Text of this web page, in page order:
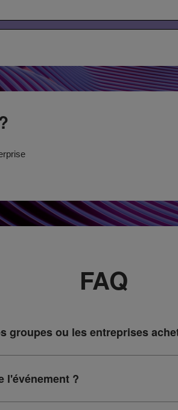
FAQ
groupes ou les entreprises
l'événement ?